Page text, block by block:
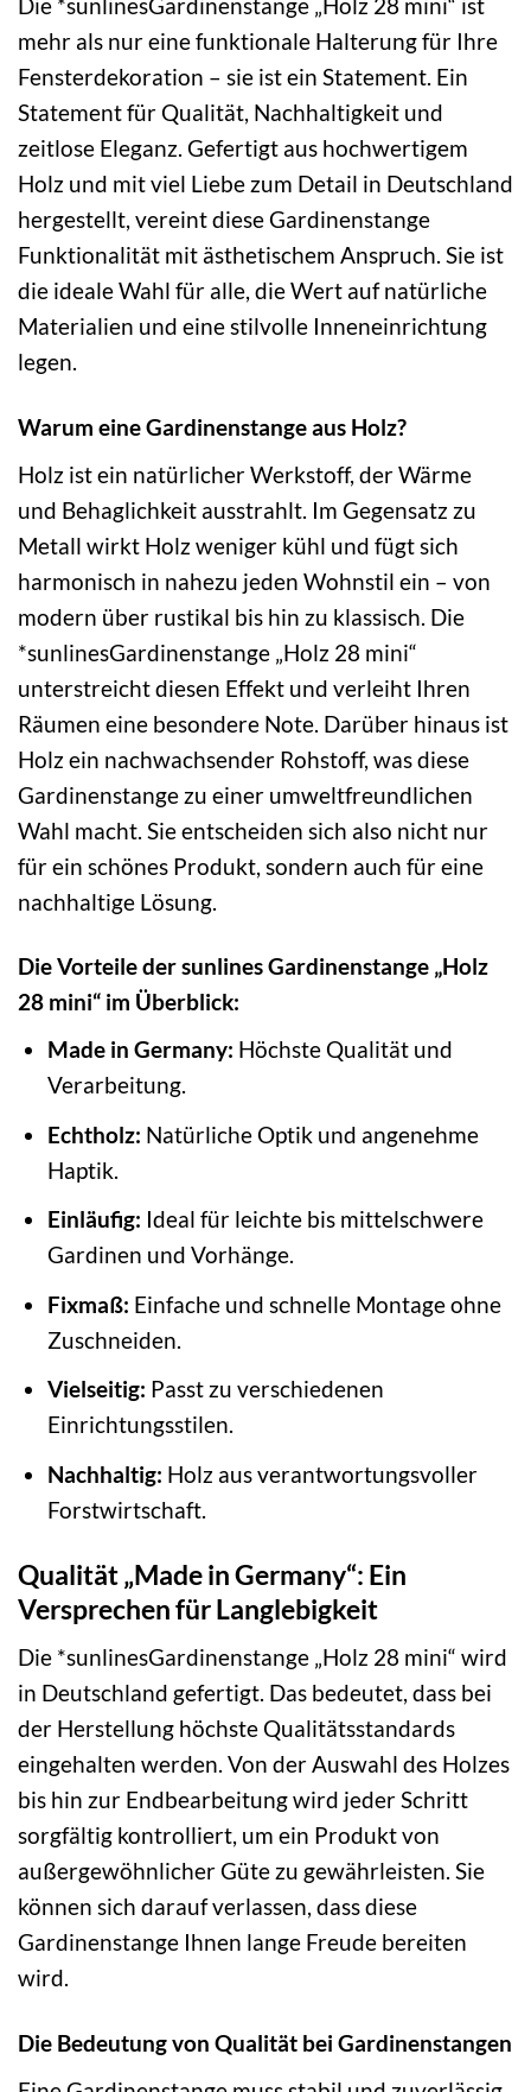
mehr als nur eine funktionale Halterung für Ihre
Fensterdekoration – sie ist ein Statement. Ein
Statement für Qualität, Nachhaltigkeit und
zeitlose Eleganz. Gefertigt aus hochwertigem
Holz und mit viel Liebe zum Detail in Deutschland
hergestellt, vereint diese Gardinenstange
Funktionalität mit ästhetischem Anspruch. Sie ist
die ideale Wahl für alle, die Wert auf natürliche
Materialien und eine stilvolle Inneneinrichtung
legen.
Warum eine Gardinenstange aus Holz?
Holz ist ein natürlicher Werkstoff, der Wärme
und Behaglichkeit ausstrahlt. Im Gegensatz zu
Metall wirkt Holz weniger kühl und fügt sich
harmonisch in nahezu jeden Wohnstil ein – von
modern über rustikal bis hin zu klassisch. Die
*sunlinesGardinenstange „Holz 28 mini“
unterstreicht diesen Effekt und verleiht Ihren
Räumen eine besondere Note. Darüber hinaus ist
Holz ein nachwachsender Rohstoff, was diese
Gardinenstange zu einer umweltfreundlichen
Wahl macht. Sie entscheiden sich also nicht nur
für ein schönes Produkt, sondern auch für eine
nachhaltige Lösung.
Die Vorteile der sunlines Gardinenstange „Holz
28 mini“ im Überblick:
Made in Germany: Höchste Qualität und
Verarbeitung.
Echtholz: Natürliche Optik und angenehme
Haptik.
Einläufig: Ideal für leichte bis mittelschwere
Gardinen und Vorhänge.
Fixmaß: Einfache und schnelle Montage ohne
Zuschneiden.
Vielseitig: Passt zu verschiedenen
Einrichtungsstilen.
Nachhaltig: Holz aus verantwortungsvoller
Forstwirtschaft.
Qualität „Made in Germany“: Ein
Versprechen für Langlebigkeit
Die *sunlinesGardinenstange „Holz 28 mini“ wird
in Deutschland gefertigt. Das bedeutet, dass bei
der Herstellung höchste Qualitätsstandards
eingehalten werden. Von der Auswahl des Holzes
bis hin zur Endbearbeitung wird jeder Schritt
sorgfältig kontrolliert, um ein Produkt von
außergewöhnlicher Güte zu gewährleisten. Sie
können sich darauf verlassen, dass diese
Gardinenstange Ihnen lange Freude bereiten
wird.
Die Bedeutung von Qualität bei Gardinenstangen